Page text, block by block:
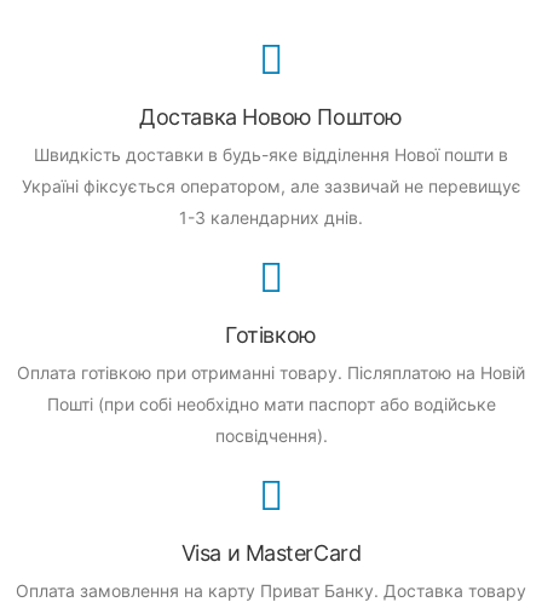
Доставка Новою Поштою
Швидкість доставки в будь-яке відділення Нової пошти в
Україні фіксується оператором, але зазвичай не перевищує
1-3 календарних днів.
Готівкою
Оплата готівкою при отриманні товару. Післяплатою на Новій
Пошті (при собі необхідно мати паспорт або водійське
посвідчення).
Visa и MasterCard
Оплата замовлення на карту Приват Банку. Доставка товару